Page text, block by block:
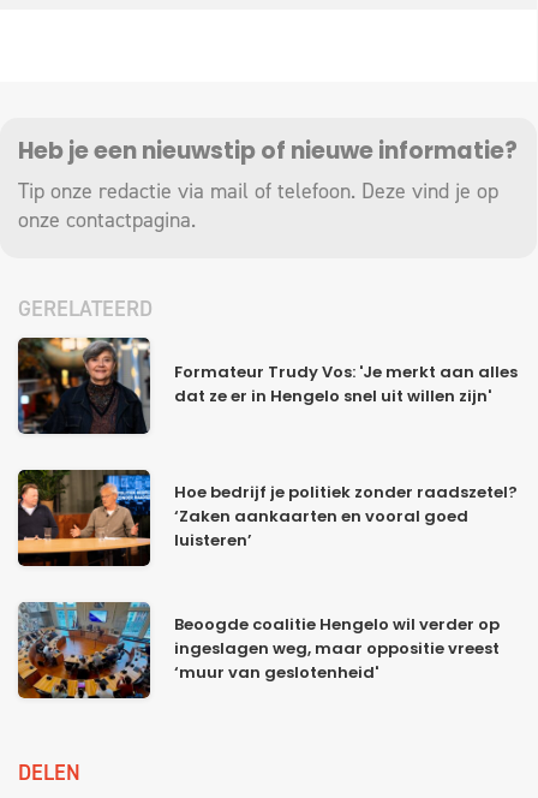
Heb je een nieuwstip of nieuwe informatie?
Tip onze redactie via mail of telefoon. Deze vind je op
onze contactpagina.
GERELATEERD
Formateur Trudy Vos: 'Je merkt aan alles
dat ze er in Hengelo snel uit willen zijn'
Hoe bedrijf je politiek zonder raadszetel?
‘Zaken aankaarten en vooral goed
luisteren’
Beoogde coalitie Hengelo wil verder op
ingeslagen weg, maar oppositie vreest
‘muur van geslotenheid'
DELEN